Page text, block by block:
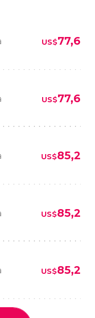
US$77,6
US$77,6
US$85,2
US$85,2
US$85,2